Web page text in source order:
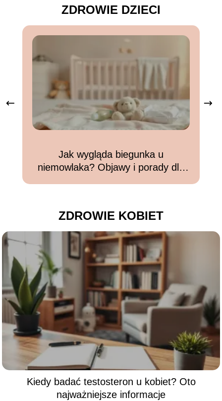
ZDROWIE DZIECI
Jak wygląda biegunka u
niemowlaka? Objawy i porady dla
ZDROWIE KOBIET
Kiedy badać testosteron u kobiet? Oto
najważniejsze informacje